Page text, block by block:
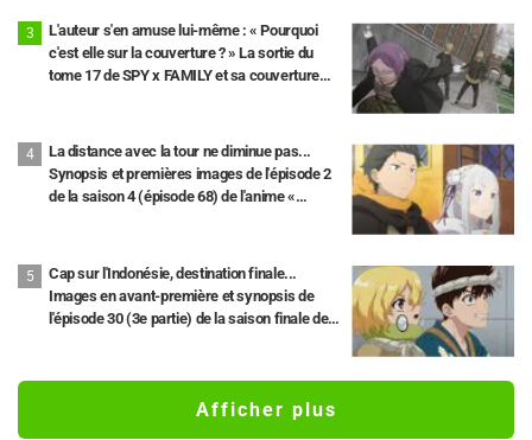
combinaison Plugsuit
L'auteur s'en amuse lui-même : « Pourquoi
c'est elle sur la couverture ? » La sortie du
tome 17 de SPY x FAMILY et sa couverture
La distance avec la tour ne diminue pas...
Synopsis et premières images de l'épisode 2
de la saison 4 (épisode 68) de l'anime «
Cap sur l'Indonésie, destination finale...
Images en avant-première et synopsis de
l'épisode 30 (3e partie) de la saison finale de «
Afficher plus